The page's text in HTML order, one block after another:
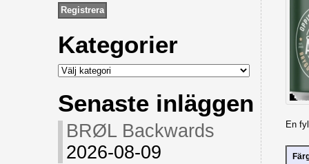
Kategorier
Kategorier
Senaste inläggen
BRØL Backwards
2026-08-09
En